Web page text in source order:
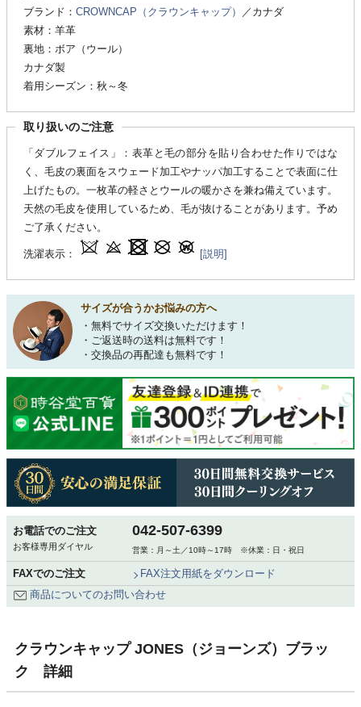
ブランド： CROWNCAP（クラウンキャップ）
／カナダ
素材：羊革
裏地：ボア（ウール）
カナダ製
着用シーズン：秋～冬
取り扱いのご注意
「ダブルフェイス」：表革と毛の部分を貼り合わせた作りではな
く、毛皮の裏面をスウェード加工やナッパ加工することで表面に仕
上げたもの。一枚革の軽さとウールの暖かさを兼ね備えています。
天然の毛皮を使用しているため、毛が抜けることがあります。予め
ご了承ください。
洗濯表示： [説明]
サイズが合うかお悩みの方へ
・無料でサイズ交換いただけます！
・ご返送時の送料は無料です！
・交換品の再配達も無料です！
お電話でのご注文
お客様専用ダイヤル
042-507-6399
営業：月～土／10時～17時 ※休業：日・祝日
FAXでのご注文
FAX注文用紙をダウンロード
商品についてのお問い合わせ
クラウンキャップ JONES（ジョーンズ）ブラッ
ク 詳細